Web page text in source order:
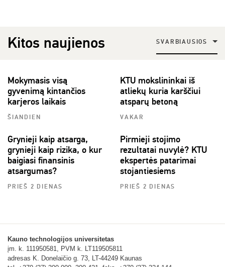
Kitos naujienos SVARBIAUSIOS
Mokymasis visą
gyvenimą kintančios
karjeros laikais
ŠIANDIEN
KTU mokslininkai iš
atliekų kuria karščiui
atsparų betoną
VAKAR
Grynieji kaip atsarga,
grynieji kaip rizika, o kur
baigiasi finansinis
atsargumas?
PRIEŠ 2 DIENAS
Pirmieji stojimo
rezultatai nuvylė? KTU
ekspertės patarimai
stojantiesiems
PRIEŠ 2 DIENAS
Kauno technologijos universitetas
įm. k. 111950581, PVM k. LT119505811
adresas K. Donelaičio g. 73, LT-44249 Kaunas